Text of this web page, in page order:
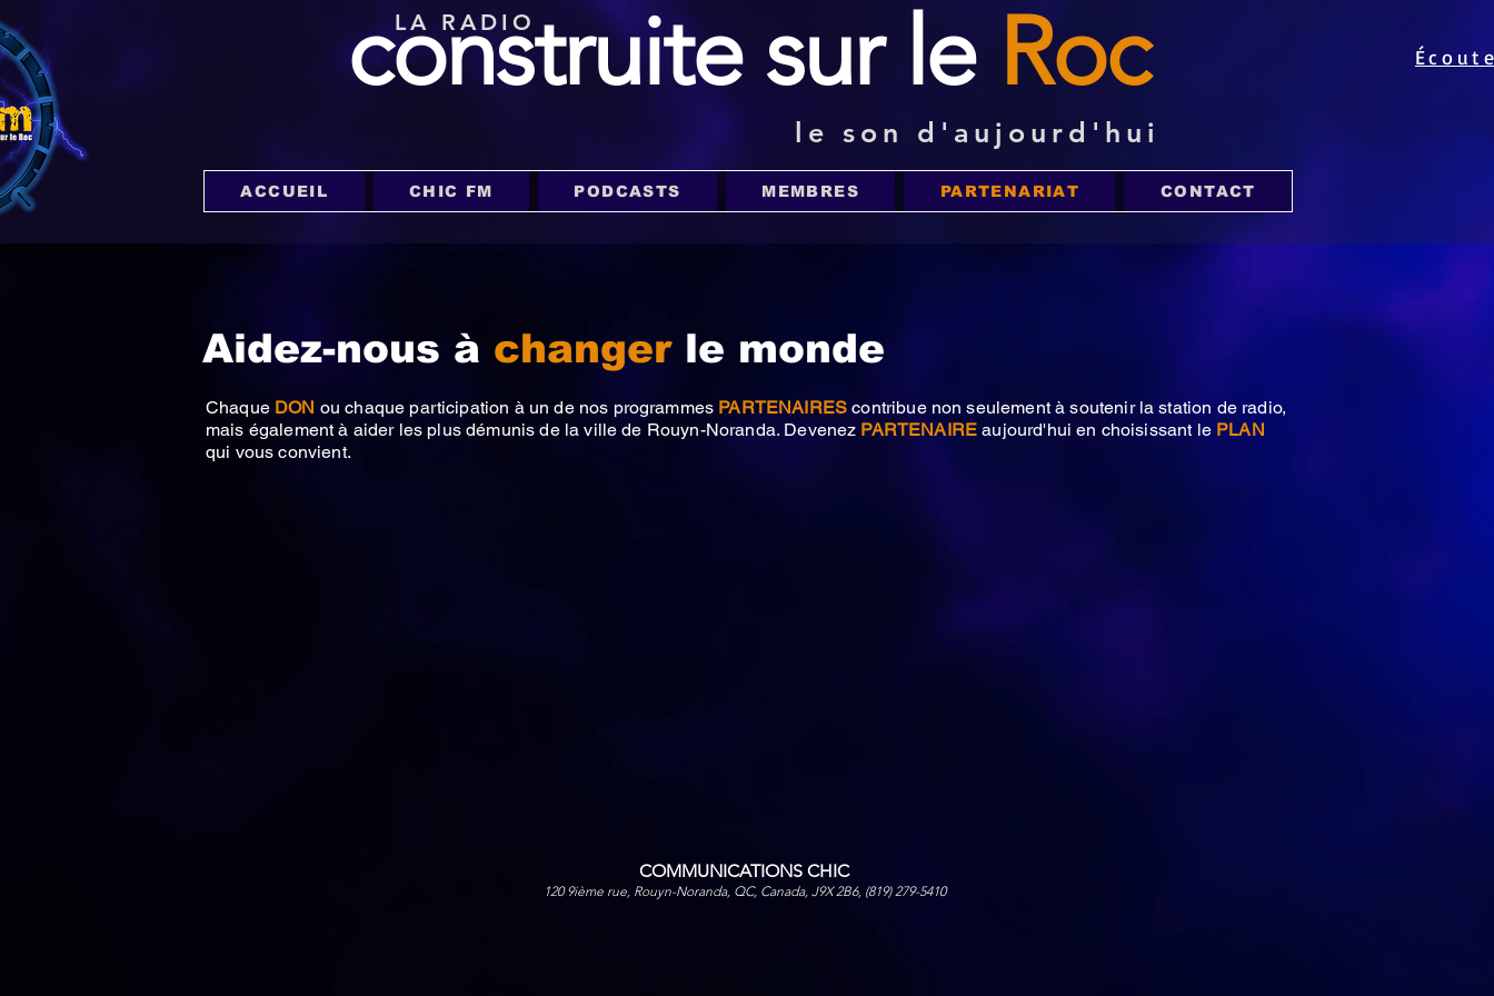
LA RADIO
construite sur le Roc
le son d'aujourd'hui
ACCUEIL CHIC FM PODCASTS MEMBRES PARTENARIAT CONTACT
Aidez-nous à changerle monde
Chaque DON ou chaque participation à un de nos programmes PARTENAIRES contribue non seulement à soutenir la station de radio,
mais également à aider les plus démunis de la ville de Rouyn-Noranda. Devenez PARTENAIRE aujourd'hui en choisissant le PLAN
qui vous convient.
COMMUNICATIONS CHIC
120 9ième rue, Rouyn-Noranda, QC, Canada, J9X 2B6, (819) 279-5410